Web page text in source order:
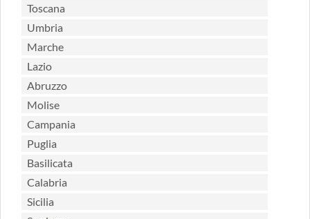
Toscana
Umbria
Marche
Lazio
Abruzzo
Molise
Campania
Puglia
Basilicata
Calabria
Sicilia